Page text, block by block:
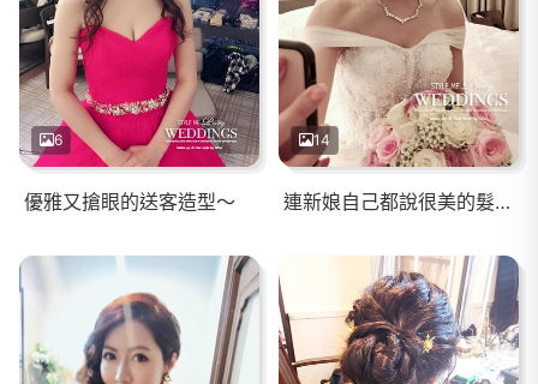
6
優雅又搶眼的送客造型～
14
連新娘自己都說很美的髮型～